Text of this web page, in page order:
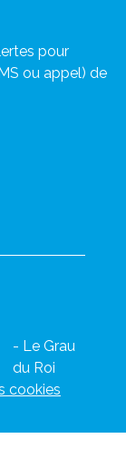
pour
ou appel) de
- Le Grau
du Roi
cookies